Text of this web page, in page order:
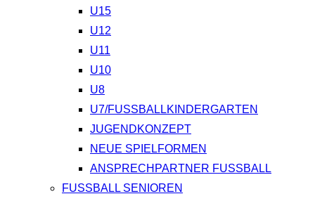
U15
U12
U11
U10
U8
U7/FUSSBALLKINDERGARTEN
JUGENDKONZEPT
NEUE SPIELFORMEN
ANSPRECHPARTNER FUSSBALL
FUSSBALL SENIOREN